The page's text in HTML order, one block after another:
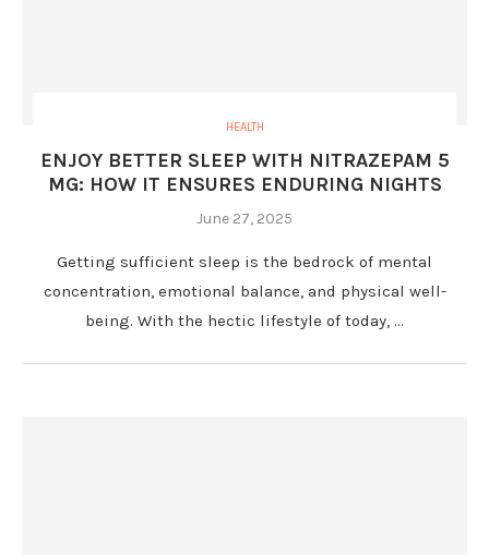
HEALTH
ENJOY BETTER SLEEP WITH NITRAZEPAM 5
MG: HOW IT ENSURES ENDURING NIGHTS
June 27, 2025
Getting sufficient sleep is the bedrock of mental
concentration, emotional balance, and physical well-
being. With the hectic lifestyle of today, …